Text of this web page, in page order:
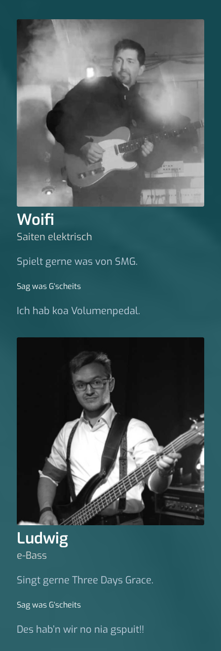
Woifi
Saiten elektrisch
Spielt gerne was von SMG.
Sag was G‘scheits
Ich hab koa Volumenpedal.
Ludwig
e-Bass
Singt gerne Three Days Grace.
Sag was G‘scheits
Des hab’n wir no nia gspuit!!